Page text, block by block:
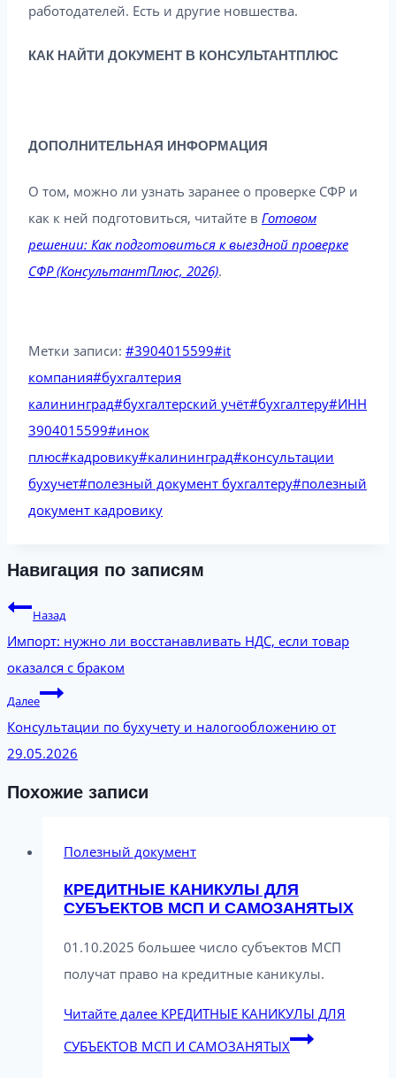
работодателей. Есть и другие новшества.
КАК НАЙТИ ДОКУМЕНТ В КОНСУЛЬТАНТПЛЮС
ДОПОЛНИТЕЛЬНАЯ ИНФОРМАЦИЯ
О том, можно ли узнать заранее о проверке СФР и
как к ней подготовиться, читайте в Готовом
решении: Как подготовиться к выездной проверке
СФР (КонсультантПлюс, 2026).
Метки записи: #3904015599#it
компания#бухгалтерия
калининград#бухгалтерский учёт#бухгалтеру#ИНН
3904015599#инок
плюс#кадровику#калининград#консультации
бухучет#полезный документ бухгалтеру#полезный
документ кадровику
Навигация по записям
Назад
Импорт: нужно ли восстанавливать НДС, если товар
оказался с браком
Далее
Консультации по бухучету и налогообложению от
29.05.2026
Похожие записи
Полезный документ
КРЕДИТНЫЕ КАНИКУЛЫ ДЛЯ
СУБЪЕКТОВ МСП И САМОЗАНЯТЫХ
01.10.2025 большее число субъектов МСП
получат право на кредитные каникулы.
Читайте далее КРЕДИТНЫЕ КАНИКУЛЫ ДЛЯ
СУБЪЕКТОВ МСП И САМОЗАНЯТЫХ